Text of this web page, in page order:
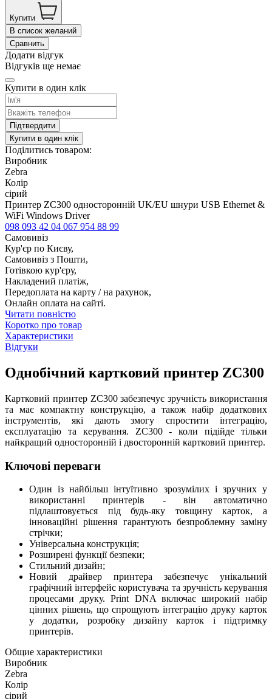
Купити
В список желаний
Сравнить
Додати відгук
Відгуків ще немає
Купити в один клік
Підтвердити
Купити в один клік
Поділитись товаром:
Виробник
Zebra
Колір
сірий
Принтер ZC300 односторонній UK/EU шнури USB Ethernet &
WiFi Windows Driver
098 093 42 04 067 954 88 99
Самовивіз
Кур'єр по Києву,
Самовивіз з Пошти,
Готівкою кур'єру,
Накладений платіж,
Передоплата на карту / на рахунок,
Онлайн оплата на сайті.
Читати повністю
Коротко про товар
Характеристики
Відгуки
Однобічний картковий принтер ZC300
Картковий принтер ZC300 забезпечує зручність використання
та має компактну конструкцію, а також набір додаткових
інструментів, які дають змогу спростити інтеграцію,
експлуатацію та керування. ZC300 - коли підійде тільки
найкращий односторонній і двосторонній картковий принтер.
Ключові переваги
Один із найбільш інтуїтивно зрозумілих і зручних у
використанні принтерів - він автоматично
підлаштовується під будь-яку товщину карток, а
інноваційні рішення гарантують безпроблемну заміну
стрічки;
Універсальна конструкція;
Розширені функції безпеки;
Стильний дизайн;
Новий драйвер принтера забезпечує унікальний
графічний інтерфейс користувача та зручність керування
процесами друку. Print DNA включає широкий набір
цінних рішень, що спрощують інтеграцію друку карток
у додатки, розробку дизайну карток і підтримку
принтерів.
Общие характеристики
Виробник
Zebra
Колір
сірий